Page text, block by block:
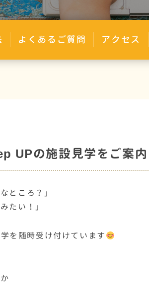
よくあるご質問 アクセス
UPの施設見学をご案内
ところ？」
たい！」
を随時受け付けています